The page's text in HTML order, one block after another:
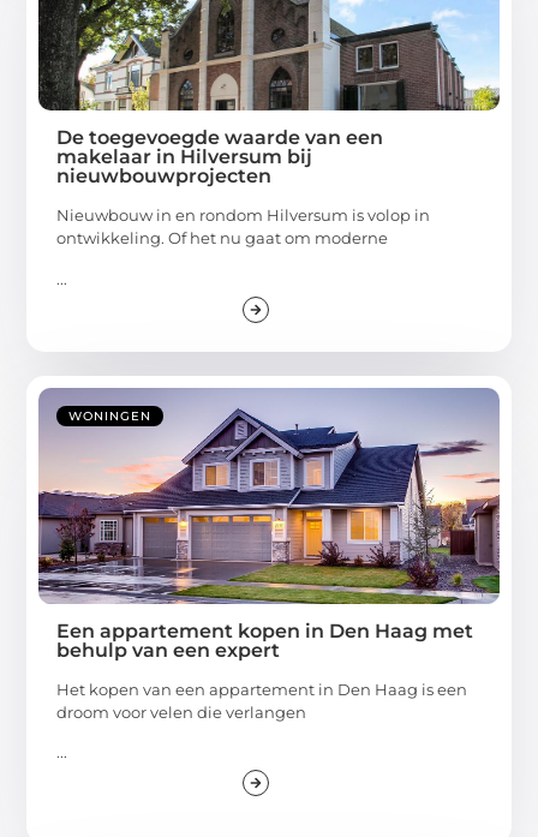
De toegevoegde waarde van een
makelaar in Hilversum bij
nieuwbouwprojecten
Nieuwbouw in en rondom Hilversum is volop in
ontwikkeling. Of het nu gaat om moderne
...
WONINGEN
Een appartement kopen in Den Haag met
behulp van een expert
Het kopen van een appartement in Den Haag is een
droom voor velen die verlangen
...